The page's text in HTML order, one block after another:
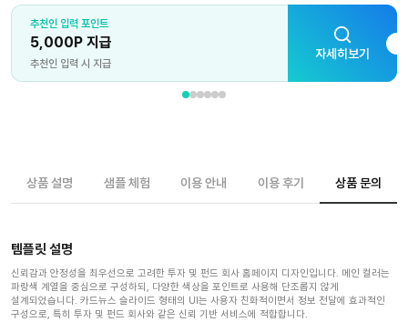
상품 설명 샘플 체험 이용 안내 이용 후기 상품 문의
템플릿 설명
신뢰감과 안정성을 최우선으로 고려한 투자 및 펀드 회사 홈페이지 디자인입니다. 메인 컬러는
파랑색 계열을 중심으로 구성하되, 다양한 색상을 포인트로 사용해 단조롭지 않게
설계되었습니다. 카드뉴스 슬라이드 형태의 UI는 사용자 친화적이면서 정보 전달에 효과적인
구성으로, 특히 투자 및 펀드 회사와 같은 신뢰 기반 서비스에 적합합니다.
추천인 입력 포인트
5,000P 지급
추천인 입력 시 지급
자세히보기